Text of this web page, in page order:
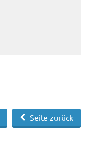
Seite zurück